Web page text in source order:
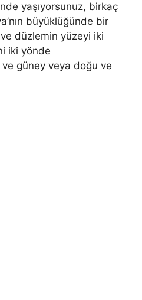
yaşıyorsunuz, birkaç
büyüklüğünde bir
düzlemin yüzeyi iki
iki yönde
güney veya doğu ve